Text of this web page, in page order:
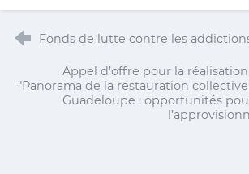
Fonds de lutte contre les
Appel d’offre pour la
"Panorama de la restauration
Guadeloupe ; opportunités